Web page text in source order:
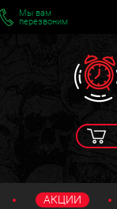
Мы вам
перезвоним
АКЦИИ